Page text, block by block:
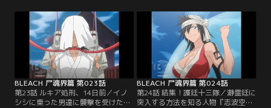
そうになりながらもなんとか『尸魂
界』に到着する。一行が最初に足を
踏み入れたのは、『流魂街（るこん
がい）』と呼ばれるこの世界に導か
れた魂が最初に住まう場所。人影の
ない流魂街の向こう…。【提供：バ
ンダイチャンネル】
る。驚愕する夜一を横に平然として
いる一護。一方ギンは、一護の名を
聞くといきなり斬魄刀を解放して攻
撃してきた。かろうじて斬月（ざん
げつ）で防御する一護だったが、結
局、門は閉ざされてしまう。【提
供：バンダイチャンネル】
BLEACH 尸魂界篇 第023話
第23話 ルキア処刑、14日前／イノ
シシに乗った男達に襲撃を受けた一
BLEACH 尸魂界篇 第024話
第24話 結集！護廷十三隊／瀞霊廷に
突入する方法を知る人物『志波空